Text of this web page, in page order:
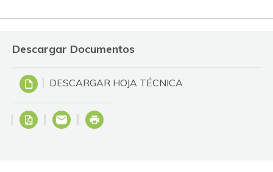
Descargar Documentos
DESCARGAR HOJA TÉCNICA